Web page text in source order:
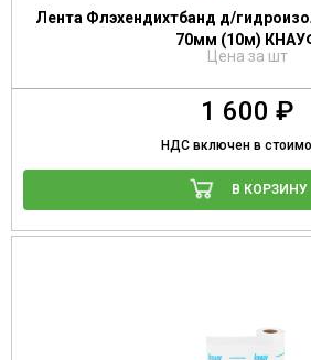
Лента Флэхендихтбанд д/
70мм (10м)
Цена за шт
1 600 ₽
НДС включен в
В КОРЗИНУ